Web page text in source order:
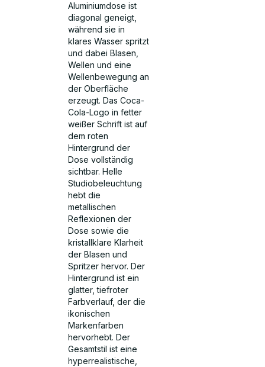
Aluminiumdose ist
diagonal geneigt,
während sie in
klares Wasser spritzt
und dabei Blasen,
Wellen und eine
Wellenbewegung an
der Oberfläche
erzeugt. Das Coca-
Cola-Logo in fetter
weißer Schrift ist auf
dem roten
Hintergrund der
Dose vollständig
sichtbar. Helle
Studiobeleuchtung
hebt die
metallischen
Reflexionen der
Dose sowie die
kristallklare Klarheit
der Blasen und
Spritzer hervor. Der
Hintergrund ist ein
glatter, tiefroter
Farbverlauf, der die
ikonischen
Markenfarben
hervorhebt. Der
Gesamtstil ist eine
hyperrealistische,